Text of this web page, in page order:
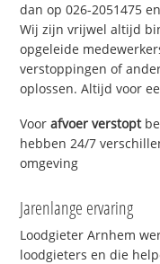
dan op 026-2051475
Wij zijn vrijwel altijd
opgeleide
verstoppingen of
oplossen. Altijd voor
Voorafvoer verstopt
hebben 24/7
omgeving
Jarenlange ervaring
Loodgieter Arnhem
loodgieters en die